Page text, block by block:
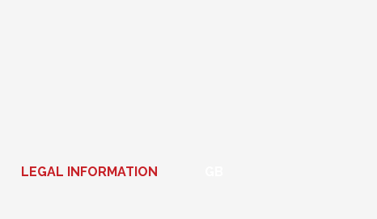
LEGAL INFORMATION